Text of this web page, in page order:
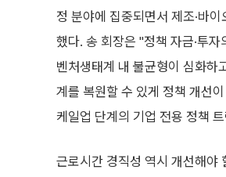
정 분야에 집중되면서 제조·바
했다. 송 회장은 "정책 자금·투
벤처생태계 내 불균형이 심화하
계를 복원할 수 있게 정책 개선
케일업 단계의 기업 전용 정책
근로시간 경직성 역시 개선해야